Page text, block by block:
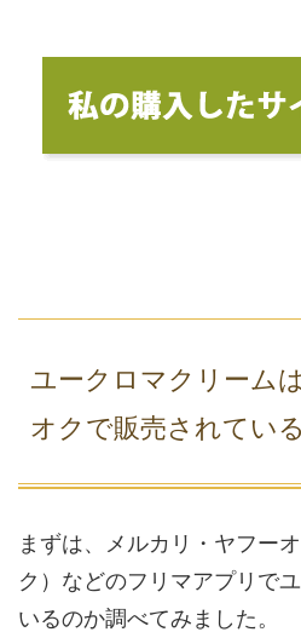
ユークロマクリーム
オクで販売されてい
まずは、メルカリ・ヤフー
ク）などのフリマアプリで
いるのか調べてみました。